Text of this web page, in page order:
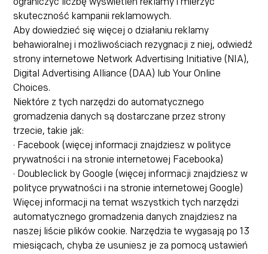
skuteczność kampanii reklamowych.
Aby dowiedzieć się więcej o działaniu reklamy
behawioralnej i możliwościach rezygnacji z niej, odwiedź
strony internetowe Network Advertising Initiative (NIA),
Digital Advertising Alliance (DAA) lub Your Online
Choices.
Niektóre z tych narzędzi do automatycznego
gromadzenia danych są dostarczane przez strony
trzecie, takie jak:
· Facebook (więcej informacji znajdziesz w polityce
prywatności i na stronie internetowej Facebooka)
· Doubleclick by Google (więcej informacji znajdziesz w
polityce prywatności i na stronie internetowej Google)
Więcej informacji na temat wszystkich tych narzędzi
automatycznego gromadzenia danych znajdziesz na
naszej liście plików cookie. Narzędzia te wygasają po 13
miesiącach, chyba że usuniesz je za pomocą ustawień